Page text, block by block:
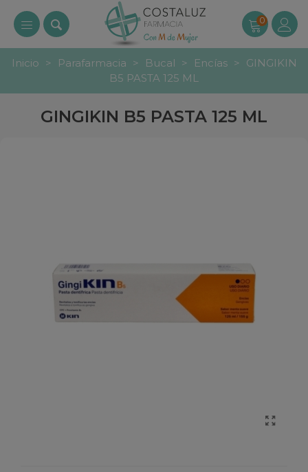
0
Inicio > Parafarmacia > Bucal > Encías >
GINGIKIN
B5 PASTA 125 ML
GINGIKIN B5 PASTA 125 ML